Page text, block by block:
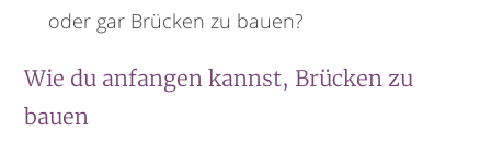
oder gar Brücken zu bauen?
Wie du anfangen kannst, Brücken zu
bauen